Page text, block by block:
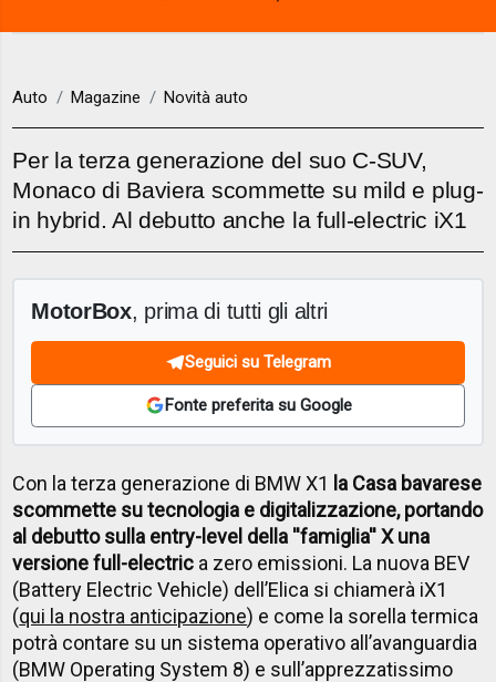
Auto Magazine Novità auto
Per la terza generazione del suo C-SUV,
Monaco di Baviera scommette su mild e plug-
in hybrid. Al debutto anche la full-electric iX1
MotorBox, prima di tutti gli altri
Seguici su Telegram
Fonte preferita su Google
Con la terza generazione di BMW X1 la Casa bavarese
scommette su tecnologia e digitalizzazione, portando
al debutto sulla entry-level della ''famiglia'' X una
versione full-electric a zero emissioni. La nuova BEV
(Battery Electric Vehicle) dell’Elica si chiamerà iX1
(qui la nostra anticipazione) e come la sorella termica
potrà contare su un sistema operativo all’avanguardia
(BMW Operating System 8) e sull’apprezzatissimo